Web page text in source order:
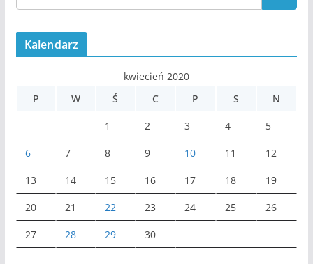
Kalendarz
kwiecień 2020
P
W Ś C P S N
1 2 3 4 5
6 7 8 9 10 11 12
13 14 15 16 17 18 19
20 21 22 23 24 25 26
27 28 29 30